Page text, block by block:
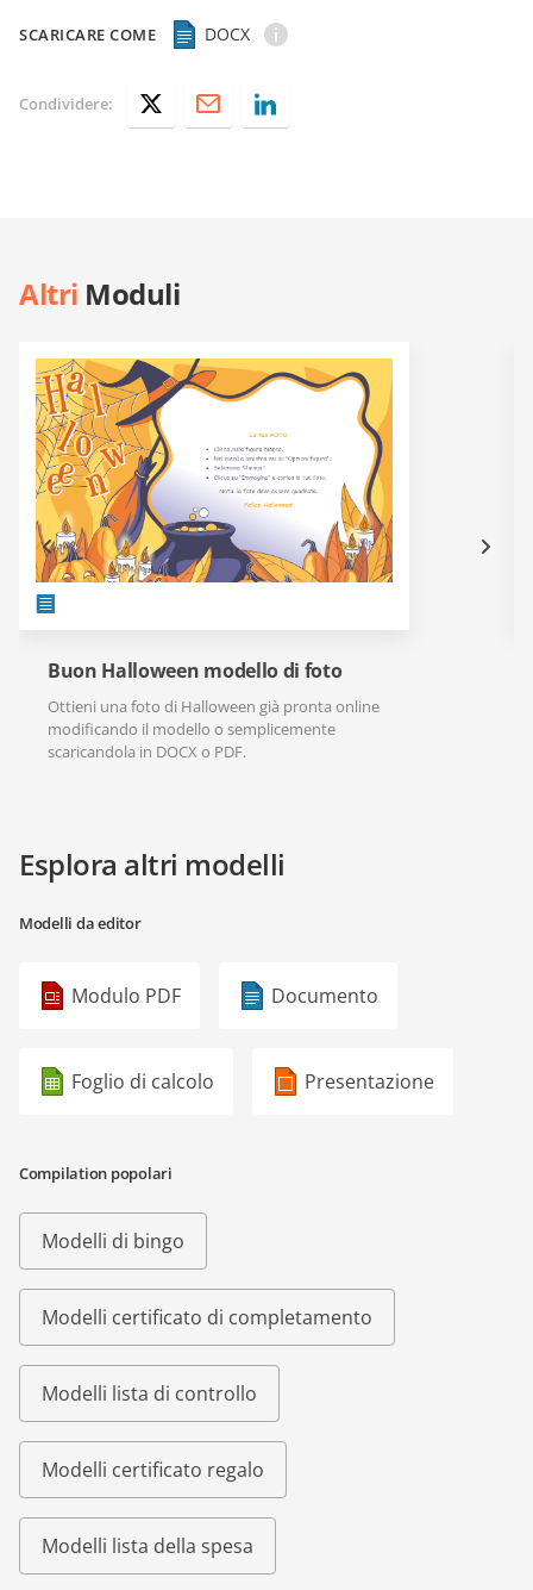
SCARICARE COME DOCX
Condividere:
Altri Moduli
Buon Halloween modello di foto
Ottieni una foto di Halloween già pronta online
modificando il modello o semplicemente
scaricandola in DOCX o PDF.
Esplora altri modelli
Modelli da editor
Modulo PDF Documento
Foglio di calcolo Presentazione
Compilation popolari
Modelli di bingo
Modelli certificato di completamento
Modelli lista di controllo
Modelli certificato regalo
Modelli lista della spesa